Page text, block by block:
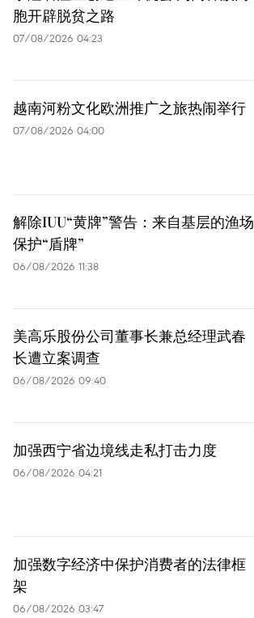
胞开辟脱贫之路
07/08/2026 04:23
越南河粉文化欧洲推广之旅热闹举行
07/08/2026 04:00
解除IUU“黄牌”警告：来自基层的渔场
保护“盾牌”
06/08/2026 11:38
美高乐股份公司董事长兼总经理武春
长遭立案调查
06/08/2026 09:40
加强西宁省边境线走私打击力度
06/08/2026 04:21
加强数字经济中保护消费者的法律框
架
06/08/2026 03:47